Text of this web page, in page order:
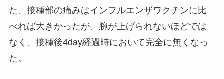
た、接種部の痛みはインフルエンザワクチンに比
べれば大きかったが、腕が上げられないほどでは
なく、接種後4day経過時において完全に無くなっ
た。